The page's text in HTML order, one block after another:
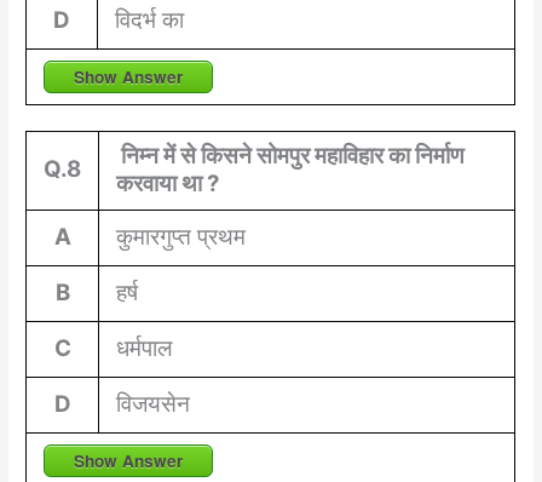
D विदर्भ का
Show Answer
Q.8
निम्न में से किसने सोमपुर महाविहार का निर्माण
करवाया था ?
A
कुमारगुप्त प्रथम
B
हर्ष
C
धर्मपाल
D
विजयसेन
Show Answer